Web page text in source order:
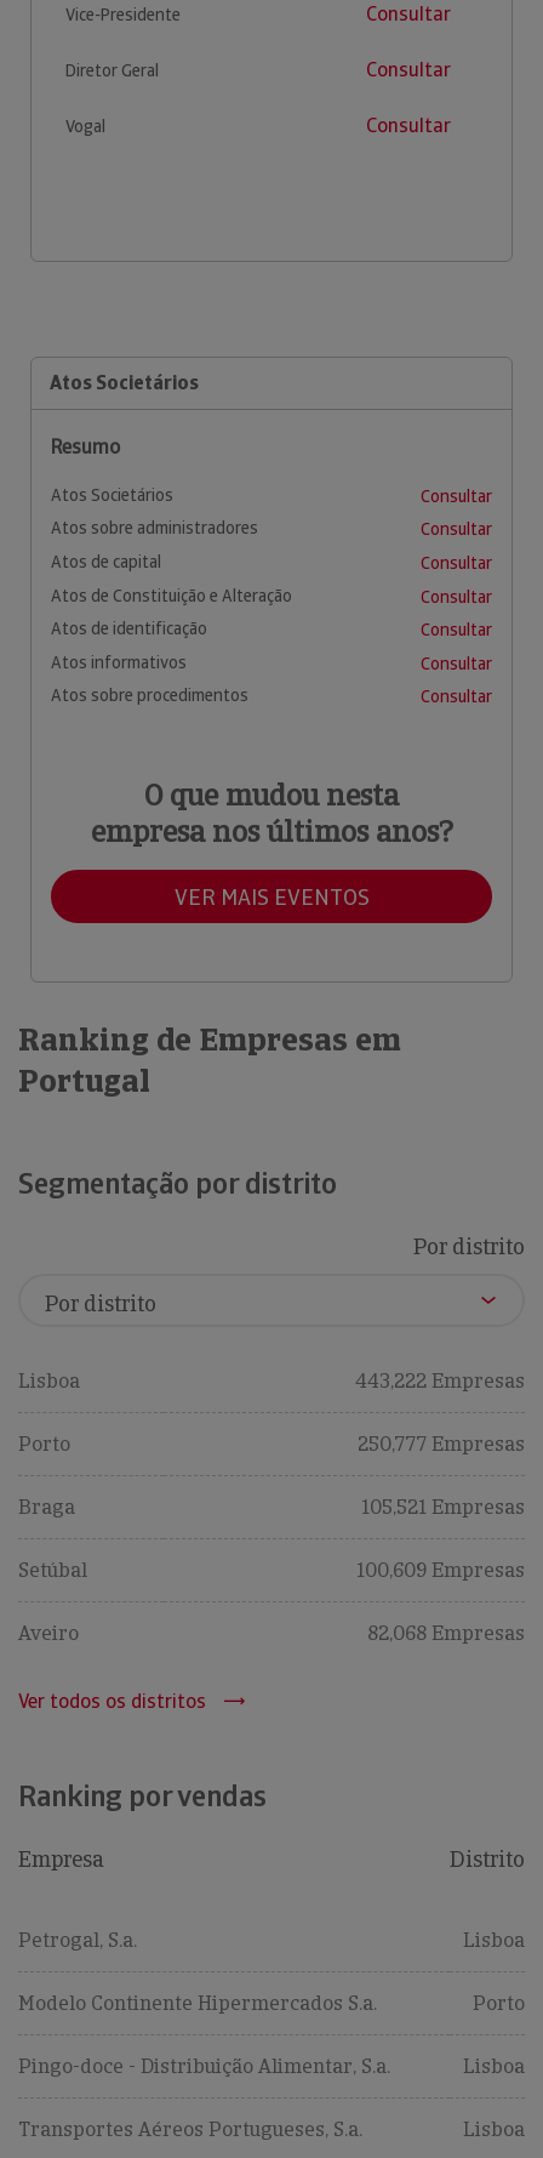
Vice-Presidente Consultar
Diretor Geral Consultar
Vogal Consultar
Atos Societários
Resumo
Atos Societários
Consultar
Atos sobre administradores
Consultar
Atos de capital
Consultar
Atos de Constituição e Alteração
Consultar
Atos de identificação
Consultar
Atos informativos
Consultar
Atos sobre procedimentos
Consultar
O que mudou nesta
empresa nos últimos anos?
VER MAIS EVENTOS
Ranking de Empresas em
Portugal
Segmentação por distrito
Por distrito
Lisboa 443,222 Empresas
Porto 250,777 Empresas
Braga 105,521 Empresas
Setúbal 100,609 Empresas
Aveiro 82,068 Empresas
Ver todos os distritos
Ranking por vendas
Empresa Distrito
Petrogal, S.a. Lisboa
Modelo Continente Hipermercados S.a. Porto
Pingo-doce - Distribuição Alimentar, S.a. Lisboa
Transportes Aéreos Portugueses, S.a. Lisboa